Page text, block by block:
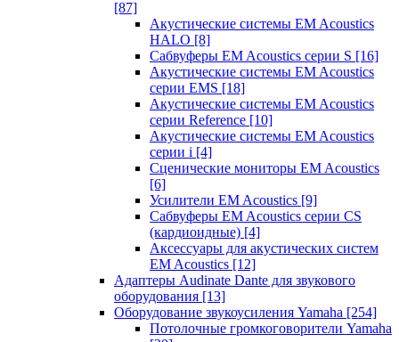
[87]
Акустические системы EM Acoustics
HALO [8]
Сабвуферы EM Acoustics серии S [16]
Акустические системы EM Acoustics
серии EMS [18]
Акустические системы EM Acoustics
серии Reference [10]
Акустические системы EM Acoustics
серии i [4]
Сценические мониторы EM Acoustics
[6]
Усилители EM Acoustics [9]
Сабвуферы EM Acoustics серии CS
(кардиоидные) [4]
Аксессуары для акустических систем
EM Acoustics [12]
Адаптеры Audinate Dante для звукового
оборудования [13]
Оборудование звукоусиления Yamaha [254]
Потолочные громкоговорители Yamaha